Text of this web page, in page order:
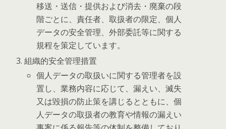
移送・送信・提供および消去・廃棄の段
階ごとに、責任者、取扱者の限定、個人
データの安全管理、外部委託等に関する
規程を策定しています。
組織的安全管理措置
個人データの取扱いに関する管理者を設
置し、業務内容に応じて、漏えい、滅失
又は毀損の防止策を講じるとともに、個
人データの取扱者の教育や情報の漏えい